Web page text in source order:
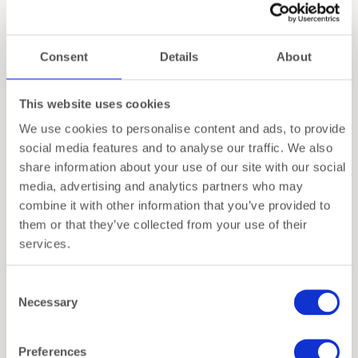
Consent Details About
This website uses cookies
We use cookies to personalise content and ads, to provide
social media features and to analyse our traffic. We also
share information about your use of our site with our social
media, advertising and analytics partners who may
combine it with other information that you’ve provided to
them or that they’ve collected from your use of their
services.
Selection
Necessary
Preferences
verfijning. Elke kom wordt zorgvuldig vervaardigd
en afgewerkt met een diepe blauwe glazuurlaag.
Daardoor voelt de set zowel tijdloos als eigentijds
Handgemaakt porselein met aandacht
voor detail
Elke kom is ontworpen door Tokyo Design Studio
en draagt subtiele, verfijnde details. De kwaliteit van
het glazuur, de perfecte proporties en de rustige
uitstraling maken deze set geschikt voor zowel
Praktisch én elegant voor elke dag
Meer lezen
Specificaties
Verzending
Inpakservice